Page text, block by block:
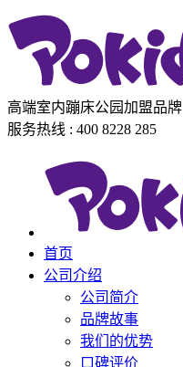
高端室内蹦床公园加盟品牌
服务热线 : 400 8228 285
首页
公司介绍
公司简介
品牌故事
我们的优势
口碑评价